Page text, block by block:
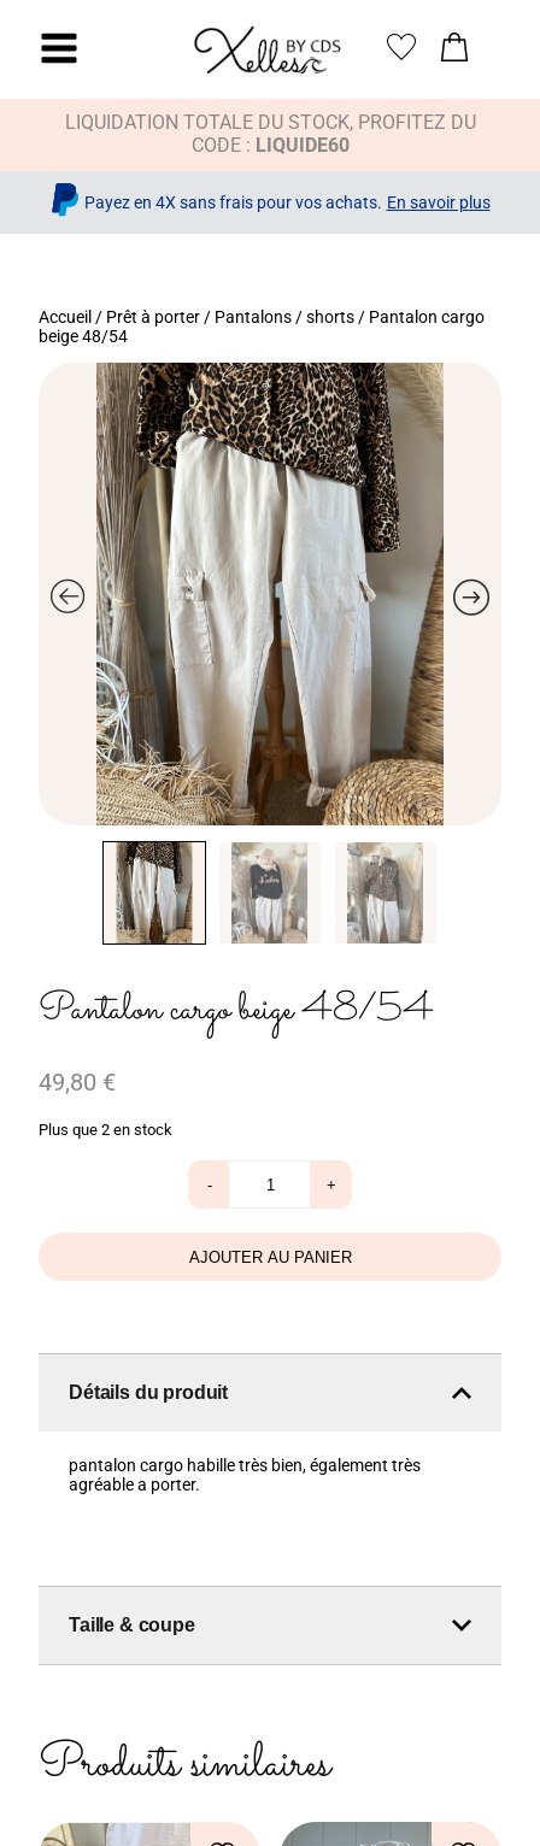
LIQUIDATION TOTALE DU STOCK, PROFITEZ DU
CODE : LIQUIDE60
Payez en 4X sans frais pour vos achats. En savoir plus
Accueil / Prêt à porter / Pantalons / shorts / Pantalon cargo
beige 48/54
Pantalon cargo beige 48/54
49,80 €
Plus que 2 en stock
de
Pantalon
cargo
beige
48/54
- +
AJOUTER AU PANIER
Détails du produit
pantalon cargo habille très bien, également très
agréable a porter.
Taille & coupe
Produits similaires